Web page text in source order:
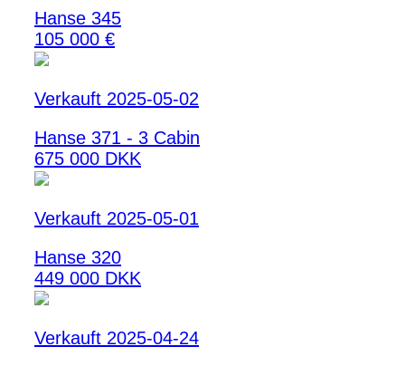
Hanse 345
105 000 €
Verkauft 2025-05-02
Hanse 371 - 3 Cabin
675 000 DKK
Verkauft 2025-05-01
Hanse 320
449 000 DKK
Verkauft 2025-04-24